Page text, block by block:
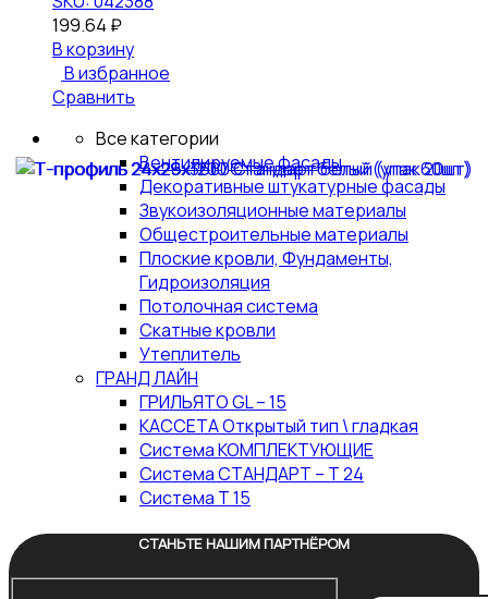
199.64 ₽
В корзину
В избранное
Сравнить
Все категории
Вентилируемые фасады
Декоративные штукатурные фасады
Звукоизоляционные материалы
Общестроительные материалы
Плоские кровли, Фундаменты,
Гидроизоляция
Потолочная система
Скатные кровли
Утеплитель
ГРАНД ЛАЙН
ГРИЛЬЯТО GL – 15
КАССЕТА Открытый тип \ гладкая
Система КОМПЛЕКТУЮЩИЕ
Система СТАНДАРТ – Т 24
Система Т 15
СТАНЬТЕ НАШИМ ПАРТНЁРОМ